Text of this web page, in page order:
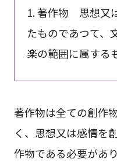
1. 著作物 思想又
たものであつて、
楽の範囲に属する
著作物は全ての創作
く、思想又は感情を
作物である必要があり